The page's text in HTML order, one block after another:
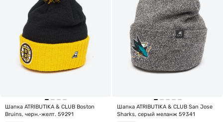
Шапка ATRIBUTIKA & CLUB Boston
Bruins, черн.-желт. 59291
Шапка ATRIBUTIKA & CLUB San Jose
Sharks, серый меланж 59341